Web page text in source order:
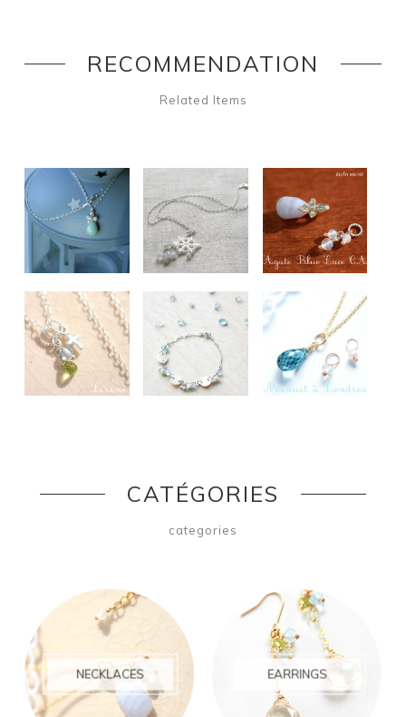
RECOMMENDATION
Related Items
CATÉGORIES
categories
NECKLACES EARRINGS